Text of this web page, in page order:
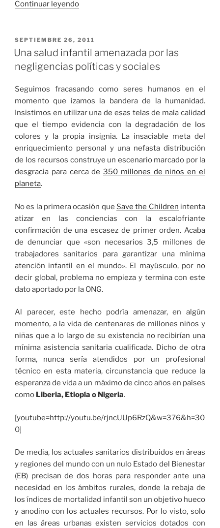
Continuar leyendo«La
pelotazo»
PUBLICADO
EL
SEPTIEMBRE 26, 2011
Una salud infantil amenazada por las
negligencias políticas y sociales
Seguimos fracasando como seres humanos en el
momento que izamos la bandera de la humanidad.
Insistimos en utilizar una de esas telas de mala calidad
que el tiempo evidencia con la degradación de los
colores y la propia insignia. La insaciable meta del
enriquecimiento personal y una nefasta distribución
de los recursos construye un escenario marcado por la
desgracia para cerca de350 millones de niños en el
planeta.
No es la primera ocasión que Save the Children intenta
atizar en las conciencias con la escalofriante
confirmación de una escasez de primer orden. Acaba
de denunciar que «son necesarios 3,5 millones de
trabajadores sanitarios para garantizar una mínima
atención infantil en el mundo». El mayúsculo, por no
decir global, problema no empieza y termina con este
dato aportado por la ONG.
Al parecer, este hecho podría amenazar, en algún
momento, a la vida de centenares de millones niños y
niñas que a lo largo de su existencia no recibirían una
mínima asistencia sanitaria cualificada. Dicho de otra
forma, nunca sería atendidos por un profesional
técnico en esta materia, circunstancia que reduce la
esperanza de vida a un máximo de cinco años en países
como Liberia, Etiopía o Nigeria.
[youtube=http://youtu.be/rjncUUp6RzQ&w=376&h=30
0]
De media, los actuales sanitarios distribuidos en áreas
y regiones del mundo con un nulo Estado del Bienestar
(EB) precisan de dos horas para responder ante una
necesidad en los ámbitos rurales, donde la rebaja de
los índices de mortalidad infantil son un objetivo hueco
y anodino con los actuales recursos. Por lo visto, solo
en las áreas urbanas existen servicios dotados con